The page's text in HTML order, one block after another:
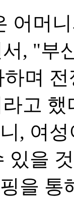
어머
, "부
며
고
, 여
있을
을 통